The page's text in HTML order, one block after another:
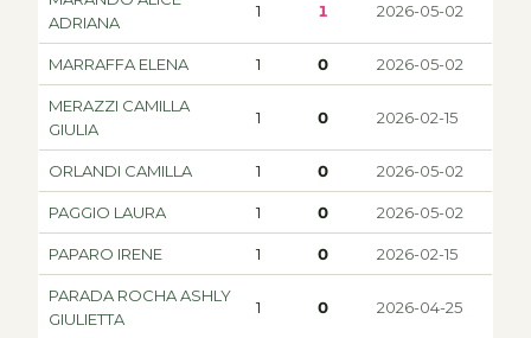
ADRIANA
1 1 2026-05-02
MARRAFFA ELENA 1 0 2026-05-02
MERAZZI CAMILLA
GIULIA
1 0 2026-02-15
ORLANDI CAMILLA 1 0 2026-05-02
PAGGIO LAURA 1 0 2026-05-02
PAPARO IRENE 1 0 2026-02-15
PARADA ROCHA ASHLY
GIULIETTA
1 0 2026-04-25